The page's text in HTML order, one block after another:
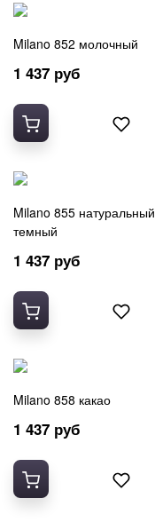
Milano 852 молочный
1 437 руб
Milano 855 натуральный
темный
1 437 руб
Milano 858 какао
1 437 руб